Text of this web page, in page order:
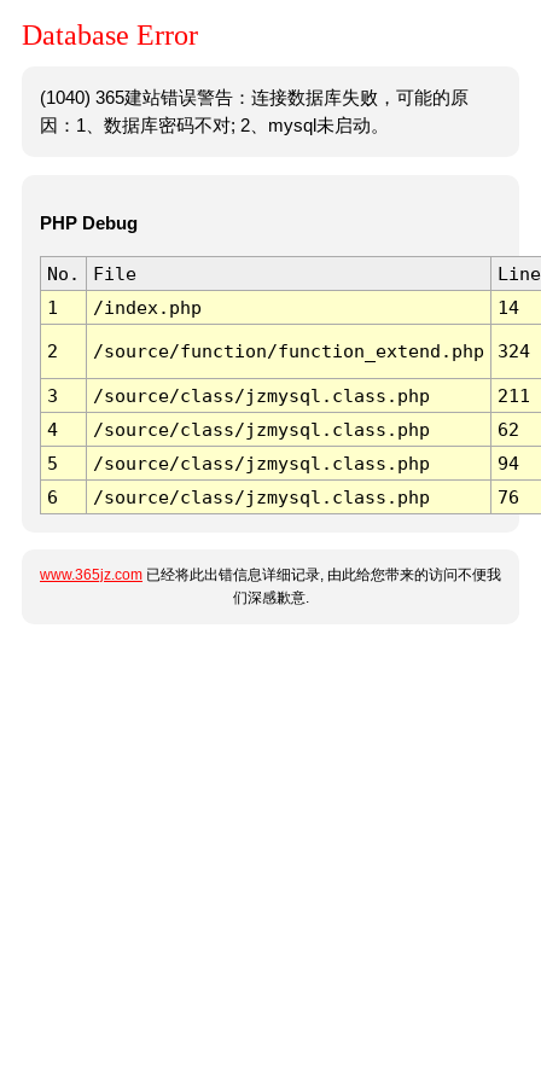
Database Error
(1040) 365建站错误警告：连接数据库失败，可能的原
因：1、数据库密码不对; 2、mysql未启动。
PHP Debug
No. File
Line
1
/index.php 14
2 /source/function/function_extend.php 324
3 /source/class/jzmysql.class.php
211
4
/source/class/jzmysql.class.php
62
5
/source/class/jzmysql.class.php
94
6
/source/class/jzmysql.class.php 76
www.365jz.com 已经将此出错信息详细记录, 由此给您带来的访问不便我
们深感歉意.